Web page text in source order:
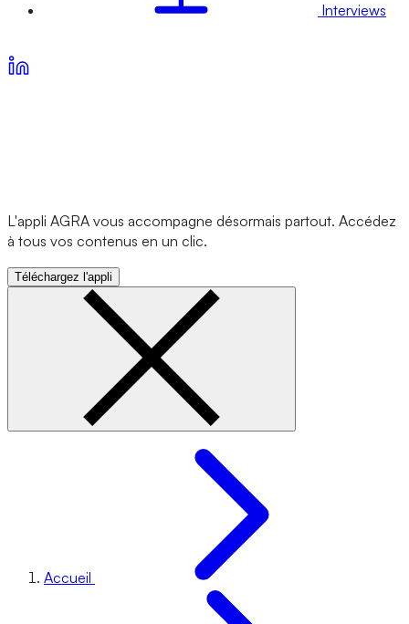
Interviews
L'appli AGRA vous accompagne désormais partout. Accédez
à tous vos contenus en un clic.
Téléchargez l'appli
Accueil